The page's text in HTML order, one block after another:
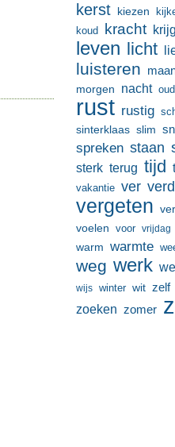
kerst kiezen
koud kracht
leven licht
luisteren
morgen nacht oud
rust rustig
sinterklaas slim
spreken staan
sterk terug tijd
vakantie ver
vergeten
voelen voor vrijdag
warm warmte
weg werk
wijs winter wit zelf
zoeken zomer